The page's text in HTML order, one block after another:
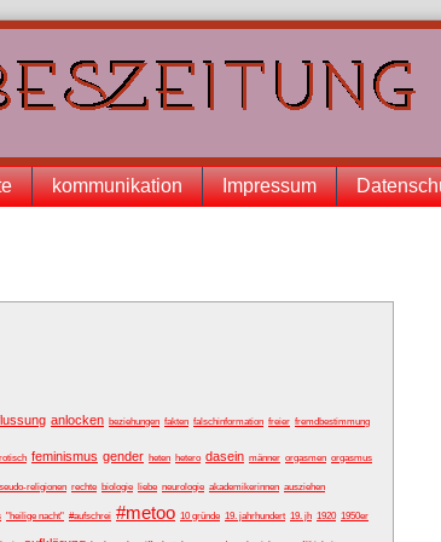
kommunikation Impressum
anlocken beziehungen fakten falschinformation freier fremdbestimmung
feminismus gender heten hetero dasein männer orgasmen orgasmus
religionen rechte biologie liebe neurologie akademikerinnen ausziehen
"heilige nacht" #aufschrei #metoo 10 gründe 19. jahrhundert 19. jh 1920 1950er